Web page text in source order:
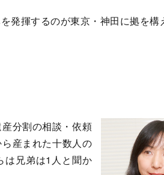
発揮するのが東京・神田に拠を構
分割の相談・依頼
産まれた十数人の
は兄弟は1人と聞か